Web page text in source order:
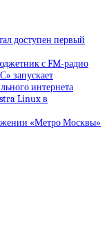
доступен первый
с FM-радио
запускает
интернета
Linux в
«Метро Москвы»